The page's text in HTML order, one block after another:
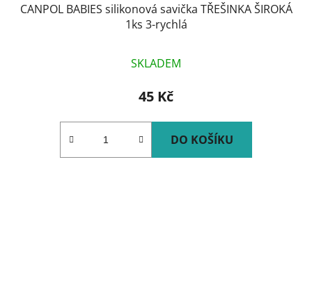
CANPOL BABIES silikonová savička TŘEŠINKA ŠIROKÁ
1ks 3-rychlá
SKLADEM
45 Kč
DO KOŠÍKU